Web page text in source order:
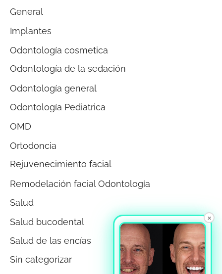
General
Implantes
Odontología cosmetica
Odontología de la sedación
Odontología general
Odontología Pediatrica
OMD
Ortodoncia
Rejuvenecimiento facial
Remodelación facial Odontología
Salud
Salud bucodental
Salud de las encías
Sin categorizar
×